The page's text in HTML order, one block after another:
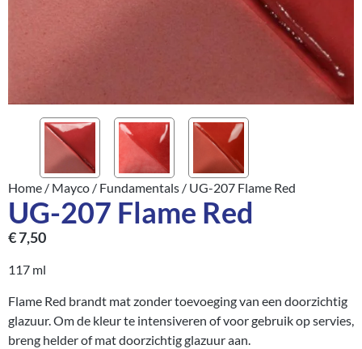
Home / Mayco / Fundamentals / UG-207 Flame Red
UG-207 Flame Red
€7,50
117 ml
Flame Red brandt mat zonder toevoeging van een doorzichtig
glazuur. Om de kleur te intensiveren of voor gebruik op servies,
breng helder of mat doorzichtig glazuur aan.